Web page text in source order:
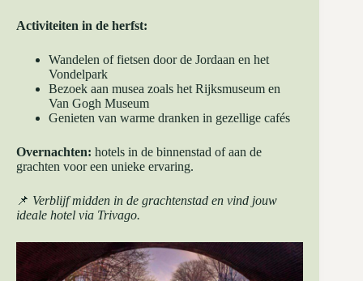
Activiteiten in de herfst:
Wandelen of fietsen door de Jordaan en het
Vondelpark
Bezoek aan musea zoals het Rijksmuseum en
Van Gogh Museum
Genieten van warme dranken in gezellige cafés
Overnachten: hotels in de binnenstad of aan de
grachten voor een unieke ervaring.
📌 Verblijf midden in de grachtenstad en vind jouw
ideale hotel via Trivago.